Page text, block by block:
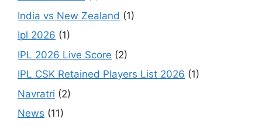
India vs New Zealand (1)
Ipl 2026 (1)
IPL 2026 Live Score (2)
IPL CSK Retained Players List 2026 (1)
Navratri (2)
News (11)